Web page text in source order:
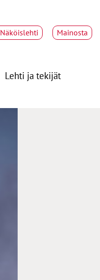
Näköislehti Mainosta
Lehti ja tekijät